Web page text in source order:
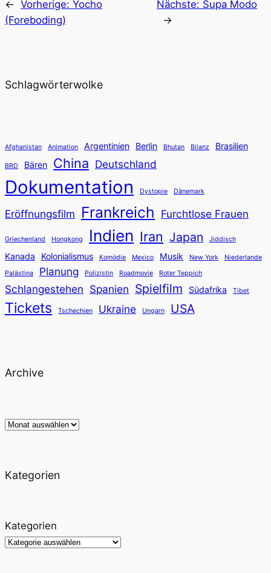
← Vorherige: Yocho
(Foreboding)
Nächste: Supa Modo
→
Schlagwörterwolke
Afghanistan Animation Argentinien Berlin Bhutan Bilanz Brasilien
BRD Bären China Deutschland
Dokumentation Dystopie Dänemark
Eröffnungsfilm Frankreich Furchtlose Frauen
Griechenland Hongkong Indien Iran Japan Jiddisch
Kanada Kolonialismus Komödie Mexico Musik New York
Niederlande
Palästina
Planung Polizistin Roadmovie Roter Teppich
Schlangestehen Spanien Spielfilm Südafrika Tibet
Tickets Tschechien Ukraine Ungarn USA
Archive
Archiv
Kategorien
Kategorien